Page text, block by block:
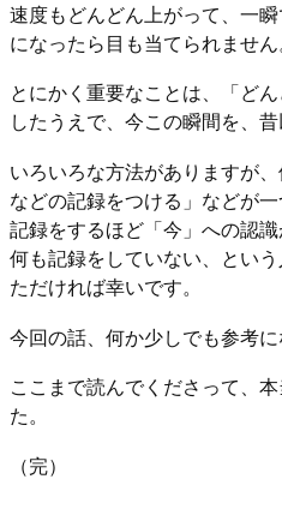
速度もどんどん上がって、一
になったら目も当てられません
とにかく重要なことは、「ど
したうえで、今この瞬間を、
いろいろな方法がありますが
などの記録をつける」などが一
記録をするほど「今」への認識
何も記録をしていない、とい
ただければ幸いです。
今回の話、何か少しでも参考
ここまで読んでくださって、
た。
（完）